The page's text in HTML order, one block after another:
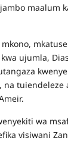
maalum
ujumla,
tuiendeleze
wa
visiwani